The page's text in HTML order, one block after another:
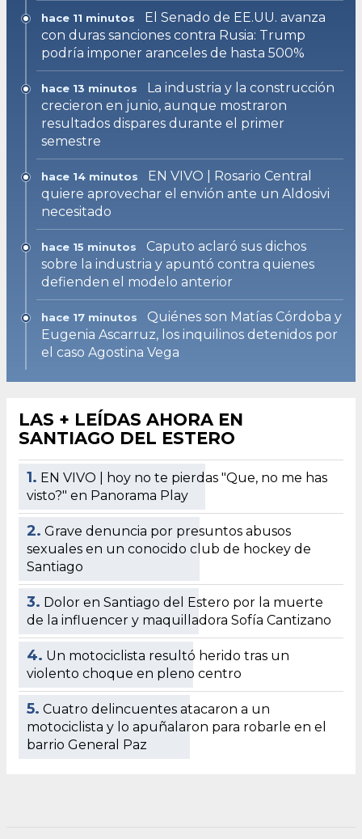
hace 11 minutos
El Senado de EE.UU. avanza
con duras sanciones contra Rusia: Trump
podría imponer aranceles de hasta 500%
hace 13 minutos
La industria y la construcción
crecieron en junio, aunque mostraron
resultados dispares durante el primer
semestre
hace 14 minutos
EN VIVO | Rosario Central
quiere aprovechar el envión ante un Aldosivi
necesitado
hace 15 minutos
Caputo aclaró sus dichos
sobre la industria y apuntó contra quienes
defienden el modelo anterior
hace 17 minutos
Quiénes son Matías Córdoba y
Eugenia Ascarruz, los inquilinos detenidos por
el caso Agostina Vega
LAS + LEÍDAS AHORA EN
SANTIAGO DEL ESTERO
1. EN VIVO | hoy no te pierdas "Que, no me has
visto?" en Panorama Play
2. Grave denuncia por presuntos abusos
sexuales en un conocido club de hockey de
Santiago
3. Dolor en Santiago del Estero por la muerte
de la influencer y maquilladora Sofía Cantizano
4. Un motociclista resultó herido tras un
violento choque en pleno centro
5. Cuatro delincuentes atacaron a un
motociclista y lo apuñalaron para robarle en el
barrio General Paz